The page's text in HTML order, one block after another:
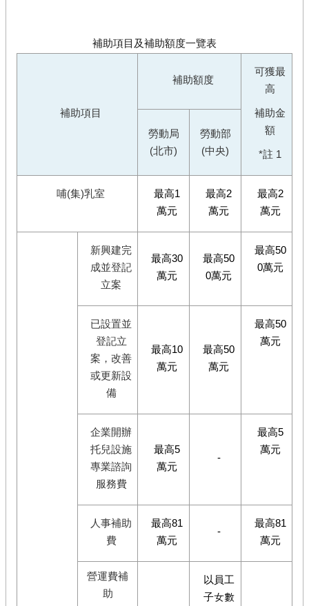
補助項目及補助額度一覽表
補助項目
補助額度
可獲最
高
補助金
額
*註 1
勞動局
(北市)
勞動部
(中央)
哺(集)乳室
最高1
萬元
最高2
萬元
最高2
萬元
新興建完
成並登記
立案
最高30
萬元
最高50
0萬元
最高50
0萬元
已設置並
登記立
案，改善
或更新設
備
最高10
萬元
最高50
萬元
最高50
萬元
企業開辦
托兒設施
專業諮詢
服務費
最高5
萬元
-
最高5
萬元
人事補助
費
最高81
萬元
-
最高81
萬元
營運費補
助
以員工
子女數